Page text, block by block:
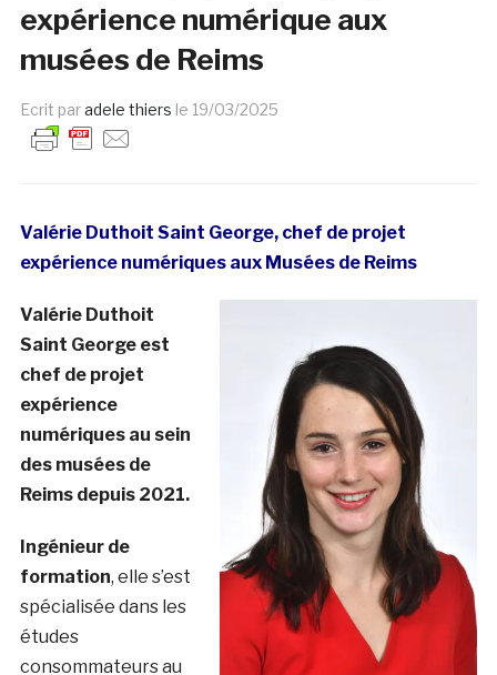
expérience numérique aux
musées de Reims
Ecrit paradele thiers le 19/03/2025
Valérie Duthoit Saint George, chef de projet
expérience numériques aux Musées de Reims
Valérie Duthoit
Saint George est
chef de projet
expérience
numériques au sein
des musées de
Reims depuis 2021.
Ingénieur de
formation, elle s’est
spécialisée dans les
études
consommateurs au